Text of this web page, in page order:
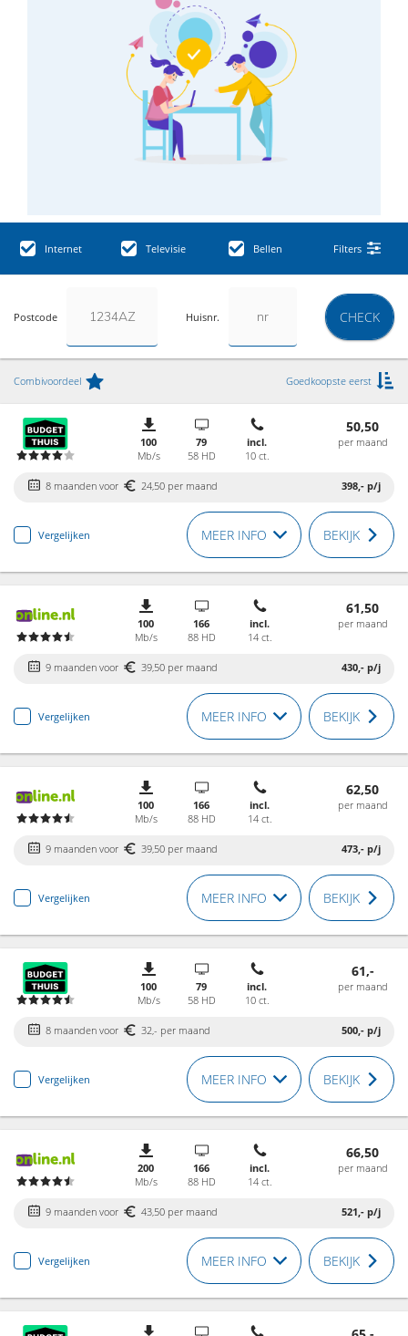
Internet Televisie Bellen Filters
Postcode Huisnr. CHECK
Combivoordeel Goedkoopste eerst
100
Mb/s
79
58 HD
incl.
10 ct.
50,50
per maand
8 maanden voor 24,50 per maand 398,- p/j
Vergelijken MEER INFO BEKIJK
100
Mb/s
166
88 HD
incl.
14 ct.
61,50
per maand
9 maanden voor 39,50 per maand 430,- p/j
Vergelijken MEER INFO BEKIJK
100
Mb/s
166
88 HD
incl.
14 ct.
62,50
per maand
9 maanden voor 39,50 per maand 473,- p/j
Vergelijken MEER INFO BEKIJK
100
Mb/s
79
58 HD
incl.
10 ct.
61,-
per maand
8 maanden voor 32,- per maand 500,- p/j
Vergelijken MEER INFO BEKIJK
200
Mb/s
166
88 HD
incl.
14 ct.
66,50
per maand
9 maanden voor 43,50 per maand 521,- p/j
Vergelijken MEER INFO BEKIJK